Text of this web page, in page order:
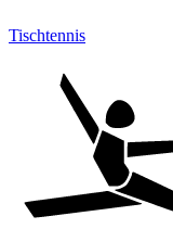
Tischtennis